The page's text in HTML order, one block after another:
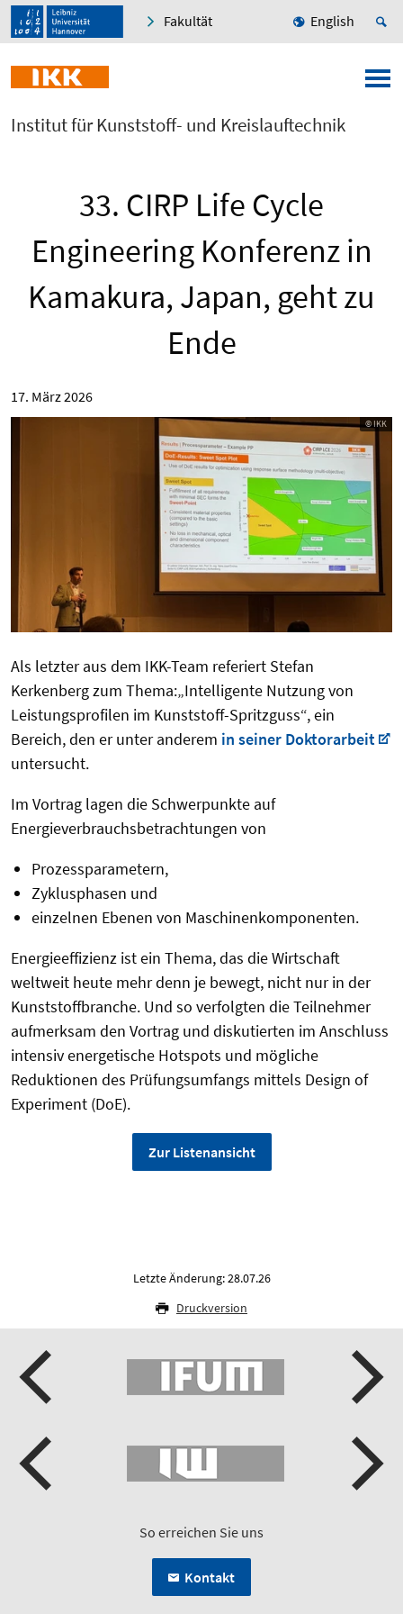
Fakultät English
Institut für Kunststoff- und Kreislauftechnik
33. CIRP Life Cycle
Engineering Konferenz in
Kamakura, Japan, geht zu
Ende
17. März 2026
© IKK
Als letzter aus dem IKK-Team referiert Stefan
Kerkenberg zum Thema:„Intelligente Nutzung von
Leistungsprofilen im Kunststoff-Spritzguss“, ein
Bereich, den er unter anderem in seiner Doktorarbeit
untersucht.
Im Vortrag lagen die Schwerpunkte auf
Energieverbrauchsbetrachtungen von
Prozessparametern,
Zyklusphasen und
einzelnen Ebenen von Maschinenkomponenten.
Energieeffizienz ist ein Thema, das die Wirtschaft
weltweit heute mehr denn je bewegt, nicht nur in der
Kunststoffbranche. Und so verfolgten die Teilnehmer
aufmerksam den Vortrag und diskutierten im Anschluss
intensiv energetische Hotspots und mögliche
Reduktionen des Prüfungsumfangs mittels Design of
Experiment (DoE).
Zur Listenansicht
Letzte Änderung: 28.07.26
Druckversion
So erreichen Sie uns
Kontakt